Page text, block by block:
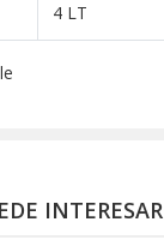
4 LT
INTERESAR